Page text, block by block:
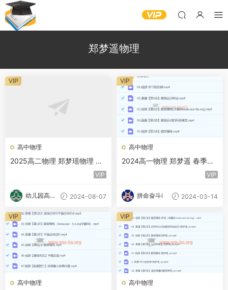
郑梦遥物理
高中物理
2025高二物理 郑梦瑶物理 暑
假班A+ 秋季班A+ 百度网盘VIP
幼儿园高材
2024-08-07
VIP
高中物理
2024高一物理 郑梦遥 春季班
VIP
拼命奋斗i 2024-03-14
VIP
高中物理
VIP
高中物理
VIP